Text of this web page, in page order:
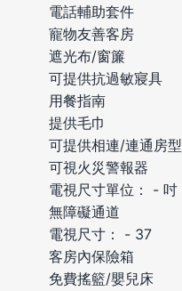
電話輔助套件
寵物友善客房
遮光布/窗簾
可提供抗過敏寢具
用餐指南
提供毛巾
可提供相連/連通房型
可視火災警報器
電視尺寸單位： - 吋
無障礙通道
電視尺寸： - 37
客房內保險箱
免費搖籃/嬰兒床